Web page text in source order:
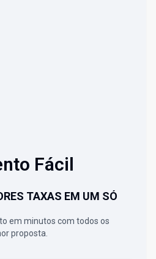
Fácil
TAXAS EM UM SÓ
em minutos com todos os
proposta.